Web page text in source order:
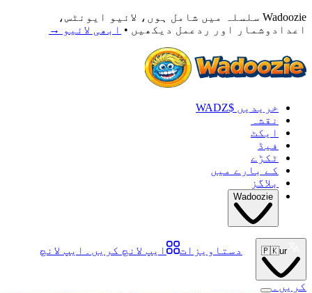
Wadoozie سلسلہ میں شامل ہوں، لائیو ایونٹس،
اعدادوشمار اور ردعمل دیکھیں •ابھی لائیو→
خریدیں $WADZ
نقشہ
ایکٹ
فیڈ
ٹکڑے
کے بارے میں
بلاگز
Wadoozie
🇵🇰ur دستاویزات ایپ لانچ کریں۔ ایپ لانچ
کریں۔